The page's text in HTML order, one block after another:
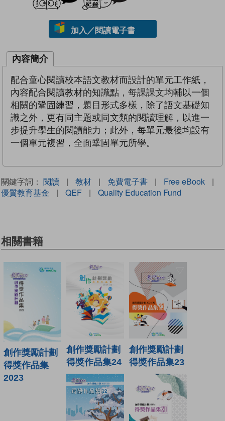
加入／閱讀電子書
內容簡介
配合童心閱讀校本語文教材而設計的單元工作紙，
內容配合閱讀教材的知識點，每課課文均輔以一個
相關的鞏固練習，題目形式多樣，除了語文基礎知
識之外，更有同主題或同文類的閱讀理解，以進一
步提升學生的閱讀能力；此外，每單元最後均設有
一個單元複習，全面鞏固單元所學。
關鍵字詞： 閱讀 | 教材 | 免費電子書 | Free eBook
|
優質教育基金
| QEF | Quality Education Fund
相關書籍
創作獎勵計劃
得獎作品集
2023
創作獎勵計劃
得獎作品集24
創作獎勵計劃
得獎作品集23